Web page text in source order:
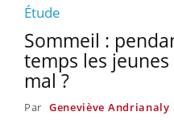
Étude
Sommeil :
temps les
mal ?
Par Geneviève Andrianaly